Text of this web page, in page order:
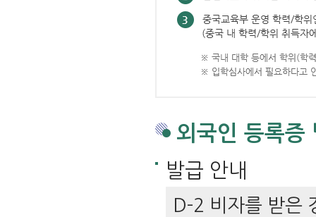
외국인 등록증
발급 안내
D-2 비자를 받은